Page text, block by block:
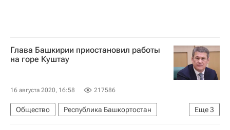
Глава Башкирии приостановил работы
на горе Куштау
16 августа 2020, 16:58 217586
Еще3
Общество
Республика Башкортостан
Радий Хабиров
Стерлитамак